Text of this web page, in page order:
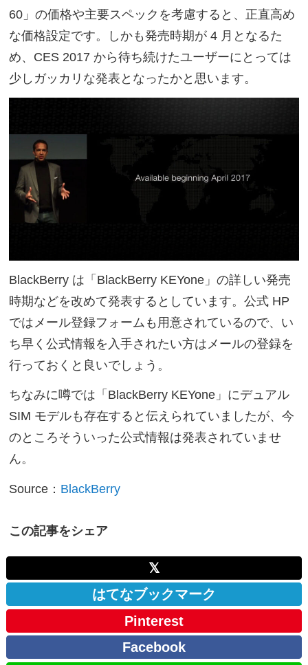
60」の価格や主要スペックを考慮すると、正直高め
な価格設定です。しかも発売時期が 4 月となるた
め、CES 2017 から待ち続けたユーザーにとっては
少しガッカリな発表となったかと思います。
BlackBerry は「BlackBerry KEYone」の詳しい発売
時期などを改めて発表するとしています。公式 HP
ではメール登録フォームも用意されているので、い
ち早く公式情報を入手されたい方はメールの登録を
行っておくと良いでしょう。
ちなみに噂では「BlackBerry KEYone」にデュアル
SIM モデルも存在すると伝えられていましたが、今
のところそういった公式情報は発表されていませ
ん。
Source： BlackBerry
この記事をシェア
𝕏
はてなブックマーク
Pinterest
Facebook